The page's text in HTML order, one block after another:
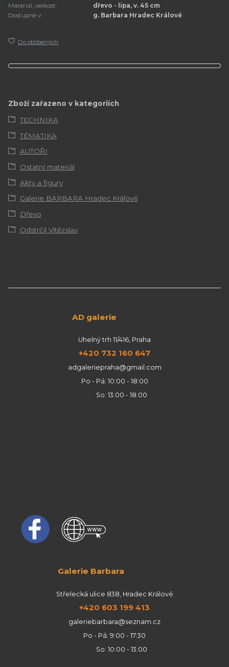
Materiál, velikost:
dřevo - lípa, v. 45 cm
Dostupné v:
g. Barbara Hradec Králové
Do oblíbených
Zboží zařazeno v kategoriích
TECHNIKA
TÉMATIKA
AUTOŘI
Ostatní materiál
Akty a figury
Galerie BARBARA Hradec Králové
Dřevo
Odstrčil Vítězslav
AD galerie
Uhelný trh 11/416, Praha
+420 732 160 647
adgaleriepraha@gmail.com
Po - Pá: 10:00 - 18:00
So: 13:00 - 18:00
Galerie Barbara
Střelecká ulice 838, Hradec Králové
+420 603 199 413
galeriebarbara@seznam.cz
Po - Pá: 9:00 - 17:30
So: 10:00 - 13:00